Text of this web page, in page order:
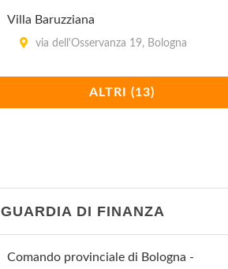
Villa Baruzziana
via dell'Osservanza 19, Bologna
via Bellombra 24, Bologna
Villa Erbosa
ALTRI (13)
GUARDIA DI FINANZA
Comando provinciale di Bologna -